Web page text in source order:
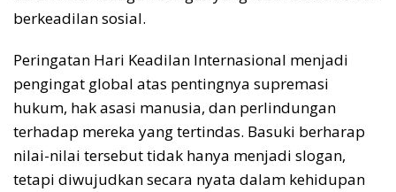
berkeadilan sosial.
Peringatan Hari Keadilan Internasional menjadi
pengingat global atas pentingnya supremasi
hukum, hak asasi manusia, dan perlindungan
terhadap mereka yang tertindas. Basuki berharap
nilai-nilai tersebut tidak hanya menjadi slogan,
tetapi diwujudkan secara nyata dalam kehidupan